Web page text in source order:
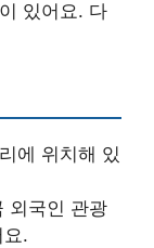
있어요. 다
에 위치해 있
외국인 관광
.